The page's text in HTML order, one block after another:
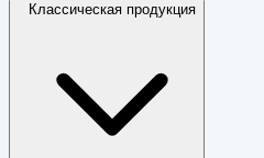
Классическая продукция